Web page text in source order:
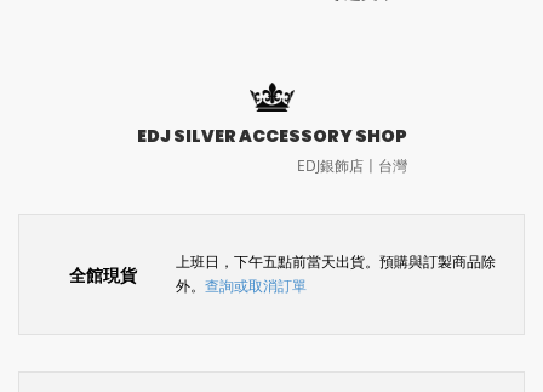
EDJ SILVER ACCESSORY SHOP
EDJ銀飾店〡台灣
全館現貨
上班日，下午五點前當天出貨。預購與訂製商品除
外。 查詢或取消訂單